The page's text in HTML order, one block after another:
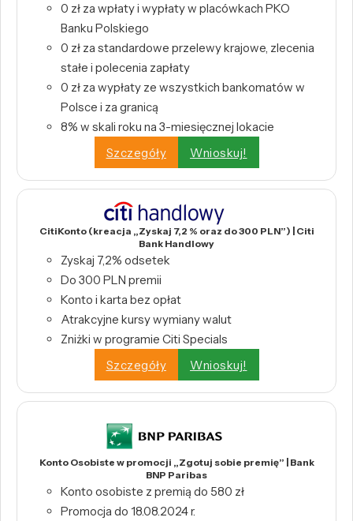
0 zł za wpłaty i wypłaty w placówkach PKO
Banku Polskiego
0 zł za standardowe przelewy krajowe, zlecenia
stałe i polecenia zapłaty
0 zł za wypłaty ze wszystkich bankomatów w
Polsce i za granicą
8% w skali roku na 3-miesięcznej lokacie
Szczegóły
Wnioskuj!
CitiKonto (kreacja „Zyskaj 7,2 % oraz do 300 PLN”) | Citi
Bank Handlowy
Zyskaj 7,2% odsetek
Do 300 PLN premii
Konto i karta bez opłat
Atrakcyjne kursy wymiany walut
Zniżki w programie Citi Specials
Szczegóły
Wnioskuj!
Konto Osobiste w promocji „Zgotuj sobie premię” | Bank
BNP Paribas
Konto osobiste z premią do 580 zł
Promocja do 18.08.2024 r.